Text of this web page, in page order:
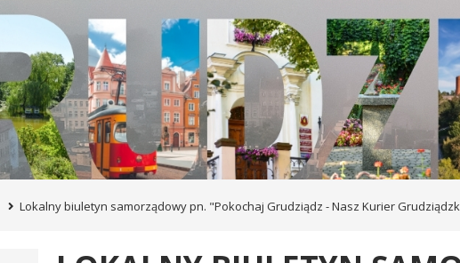
Lokalny biuletyn samorządowy pn. "Pokochaj Grudziądz - Nasz Kurier